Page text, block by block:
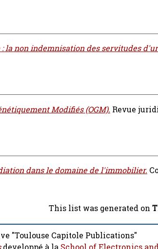
la non indemnisation des servitudes
Modifiés (OGM). Revue
dans le domaine de l'immobilier.
This list was generated on
"Toulouse Capitole Publications"